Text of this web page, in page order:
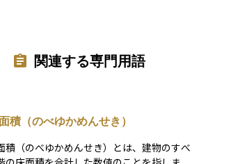
関連する専門用語
積（のべゆかめんせき）
積（のべゆかめんせき）とは、建物のすべ